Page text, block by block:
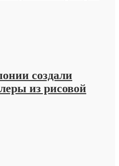
создали
из рисовой